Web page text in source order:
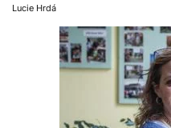
Lucie Hrdá